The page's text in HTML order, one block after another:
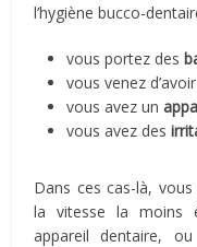
l’hygiène bucco-
vous portez des
vous venez
vous avez un
vous avez des
Dans ces cas-là,
la vitesse la moins
appareil dentaire,